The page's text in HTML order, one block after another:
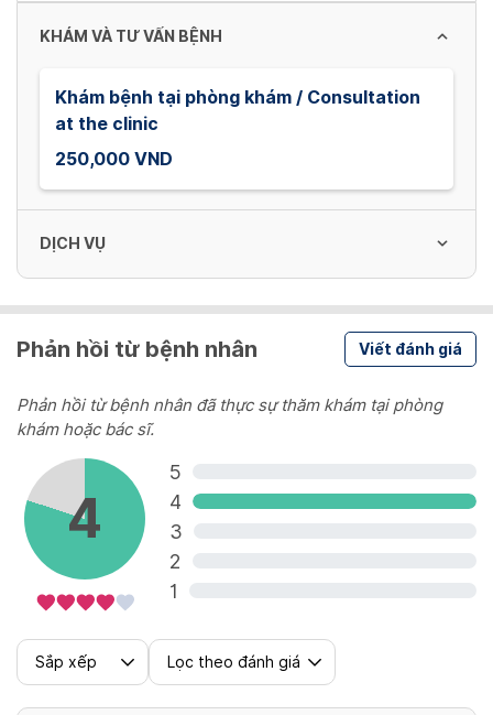
changing
KHÁM VÀ TƯ VẤN BỆNH
Khám bệnh tại phòng khám / Consultation
at the clinic
250,000 VND
DỊCH VỤ
Tiêm rụng róc / Hair loss prevention and
treatment
Tiểu phẫu / Minor surgery
1,000,000 - 2,000,000 VND
Giải mẫn cảm / Desensitization
200,000 VND
Thuỷ châm / Skincare Water needling
Phản hồi từ bệnh nhân Viết đánh giá
Phản hồi từ bệnh nhân đã thực sự thăm khám tại phòng
khám hoặc bác sĩ.
4
5
4
3
2
1
Sắp xếp Lọc theo đánh giá